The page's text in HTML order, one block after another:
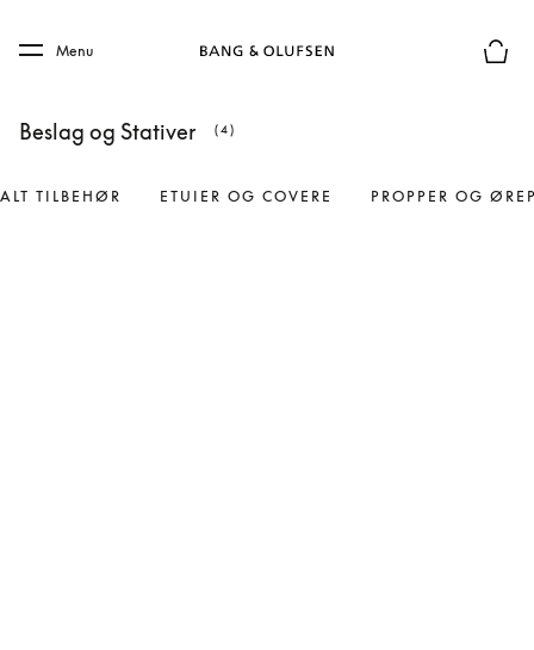
Skip to main footer
Menu
Beslag og Stativer (4)
ALT TILBEHØR ETUIER OG COVERE PROPPER OG